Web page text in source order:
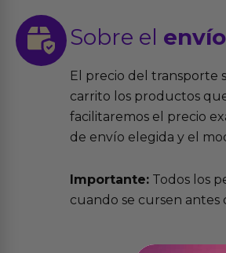
Sobre el envío
El precio del transporte
carrito los productos
facilitaremos el precio
de envío elegida y el
Importante: Todos los
cuando se cursen antes